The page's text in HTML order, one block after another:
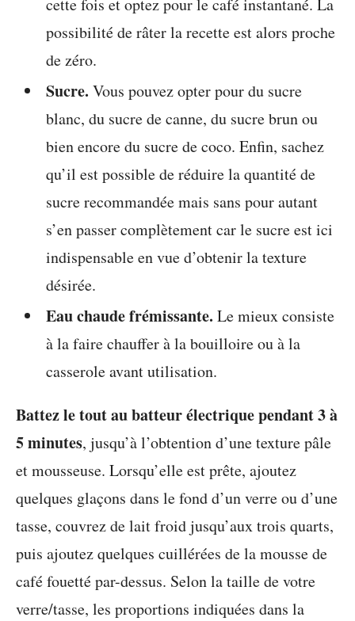
cette fois et optez pour le café instantané. La
possibilité de râter la recette est alors proche
de zéro.
Sucre. Vous pouvez opter pour du sucre
blanc, du sucre de canne, du sucre brun ou
bien encore du sucre de coco. Enfin, sachez
qu’il est possible de réduire la quantité de
sucre recommandée mais sans pour autant
s’en passer complètement car le sucre est ici
indispensable en vue d’obtenir la texture
désirée.
Eau chaude frémissante. Le mieux consiste
à la faire chauffer à la bouilloire ou à la
casserole avant utilisation.
Battez le tout au batteur électrique pendant 3 à
5 minutes, jusqu’à l’obtention d’une texture pâle
et mousseuse. Lorsqu’elle est prête, ajoutez
quelques glaçons dans le fond d’un verre ou d’une
tasse, couvrez de lait froid jusqu’aux trois quarts,
puis ajoutez quelques cuillérées de la mousse de
café fouetté par-dessus. Selon la taille de votre
verre/tasse, les proportions indiquées dans la